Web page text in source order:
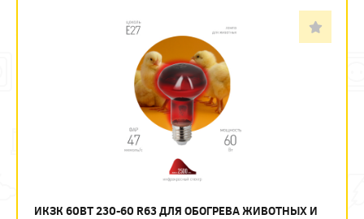
ИКЗК 60ВТ 230-60 R63 ДЛЯ ОБОГРЕВА ЖИВОТНЫХ И